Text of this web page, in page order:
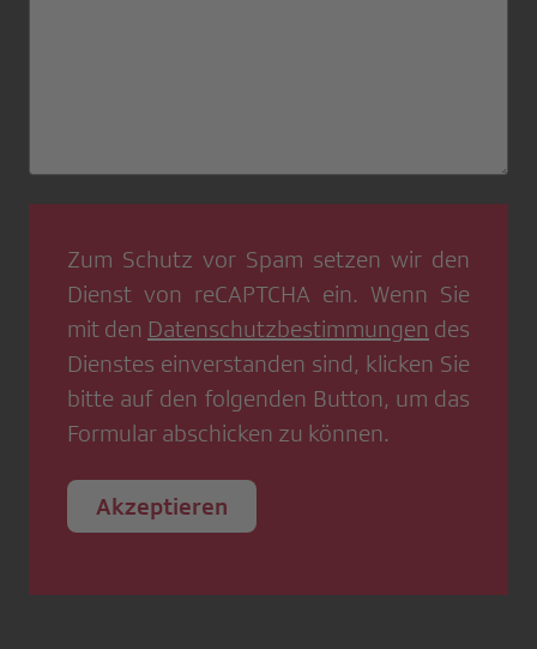
Zum Schutz vor Spam setzen wir den
Dienst von reCAPTCHA ein. Wenn Sie
mit den Datenschutzbestimmungen des
Dienstes einverstanden sind, klicken Sie
bitte auf den folgenden Button, um das
Formular abschicken zu können.
Akzeptieren